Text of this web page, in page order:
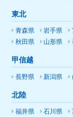
東北
青森県 岩手県
秋田県
山形県
甲信越
長野県 新潟県
北陸
福井県 石川県